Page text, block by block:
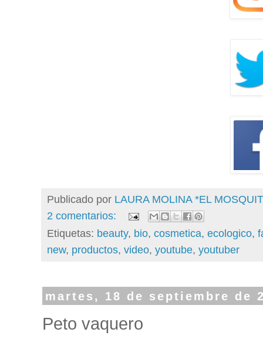
Publicado por LAURA MOLINA *EL
2 comentarios:
Etiquetas: beauty, bio, cosmetica, ecologico,
new, productos, video, youtube, youtuber
martes, 18 de septiembre de
Peto vaquero